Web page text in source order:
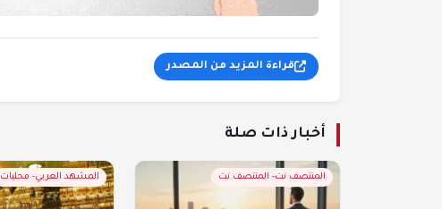
قراءة المزيد من المصدر
أخبار ذات صلة
المنتصف نت- المنتصف نت المشهد العربي- محليات